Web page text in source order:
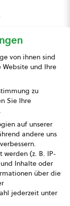
von ihnen sind
Website und Ihre
zu
Sie Ihre
auf unserer
andere uns
werden (z. B. IP-
Inhalte oder
über die
jederzeit unter